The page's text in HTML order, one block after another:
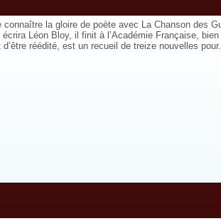
la gloire de poète avec La Chanson des
Léon Bloy, il finit à l’Académie Française,
réédité, est un recueil de treize nouvelles